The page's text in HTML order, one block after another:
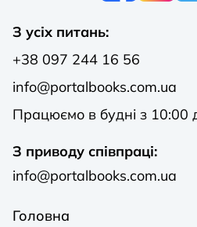
З усіх питань:
+38 097 244 16 56
info@portalbooks.com.ua
Працюємо в будні з 10:00
З приводу співпраці:
info@portalbooks.com.ua
Головна